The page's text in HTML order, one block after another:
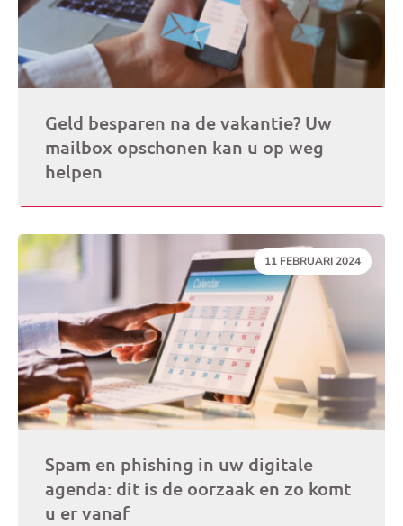
Geld besparen na de vakantie? Uw
mailbox opschonen kan u op weg
helpen
DATUM:
11 FEBRUARI 2024
Spam en phishing in uw digitale
agenda: dit is de oorzaak en zo komt
u er vanaf